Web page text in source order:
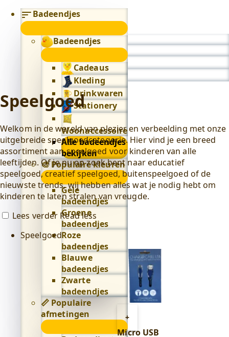
Badeendjes
Badeendjes
Cadeaus
Kleding
Drinkwaren
Stationery
Woonaccessoires
Alle badeendjes
bekijken
🎨 Populaire kleuren
🎨
Populaire
kleuren
submenu
Gele
badeendjes
Groene
badeendjes
Roze
badeendjes
Blauwe
badeendjes
Zwarte
badeendjes
📏 Populaire
afmetingen
Speelgoed
Welkom in de wereld van plezier en verbeelding met onze
uitgebreide speelgoedcategorie. Hier vind je een breed
assortiment aan speelgoed voor kinderen van alle
leeftijden. Of je nu op zoek bent naar educatief
speelgoed, creatief speelgoed, buitenspeelgoed of de
nieuwste trends, wij hebben alles wat je nodig hebt om
kinderen te laten stralen van vreugde.
Lees verder Read less
Speelgoed
+
aan
Micro USB